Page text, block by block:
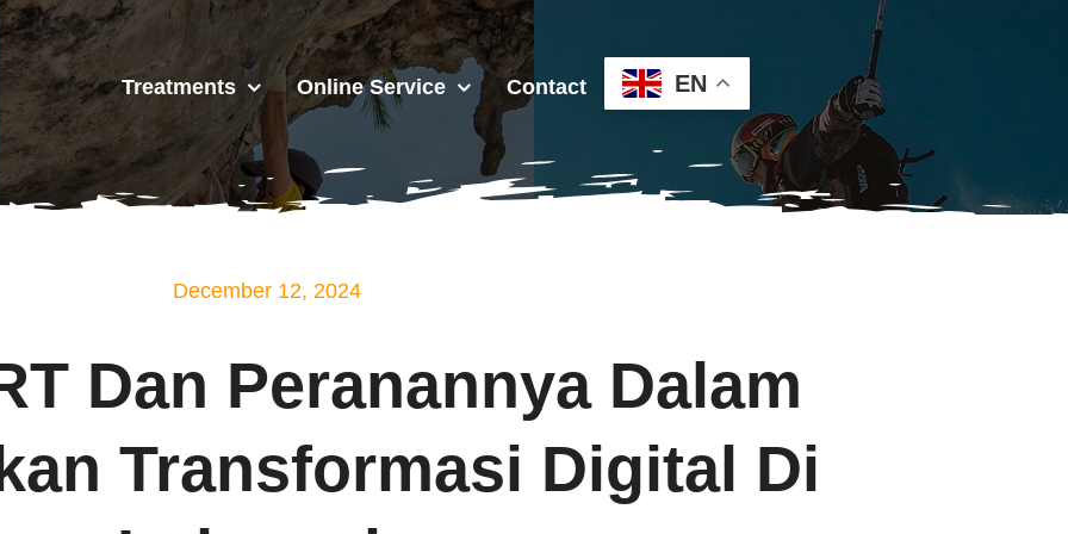
Treatments Online Service Contact EN
December 12, 2024
Dan Peranannya Dalam
Transformasi Digital Di